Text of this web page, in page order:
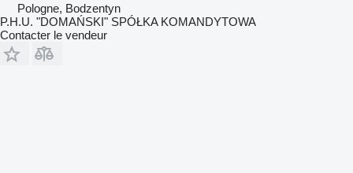
Pologne, Bodzentyn
P.H.U. "DOMAŃSKI" SPÓŁKA KOMANDYTOWA
Contacter le vendeur